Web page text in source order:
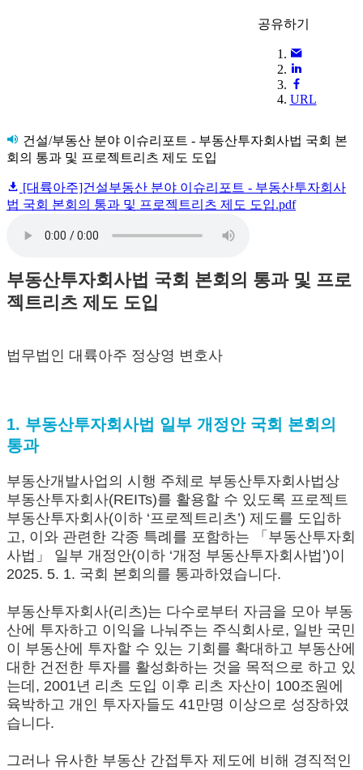
공유하기
URL
건설/부동산 분야 이슈리포트 - 부동산투자회사법 국회 본
회의 통과 및 프로젝트리츠 제도 도입
[대륙아주]건설부동산 분야 이슈리포트 - 부동산투자회사
법 국회 본회의 통과 및 프로젝트리츠 제도 도입.pdf
부동산투자회사법 국회 본회의 통과 및 프로
젝트리츠 제도 도입
법무법인 대륙아주 정상영 변호사
1. 부동산투자회사법 일부 개정안 국회 본회의
통과
부동산개발사업의 시행 주체로 부동산투자회사법상
부동산투자회사(REITs)를 활용할 수 있도록 프로젝트
부동산투자회사(이하 ‘프로젝트리츠’) 제도를 도입하
고, 이와 관련한 각종 특례를 포함하는 「부동산투자회
사법」 일부 개정안(이하 ‘개정 부동산투자회사법’)이
2025. 5. 1. 국회 본회의를 통과하였습니다.
부동산투자회사(리츠)는 다수로부터 자금을 모아 부동
산에 투자하고 이익을 나눠주는 주식회사로, 일반 국민
이 부동산에 투자할 수 있는 기회를 확대하고 부동산에
대한 건전한 투자를 활성화하는 것을 목적으로 하고 있
는데, 2001년 리츠 도입 이후 리츠 자산이 100조원에
육박하고 개인 투자자들도 41만명 이상으로 성장하였
습니다.
그러나 유사한 부동산 간접투자 제도에 비해 경직적인